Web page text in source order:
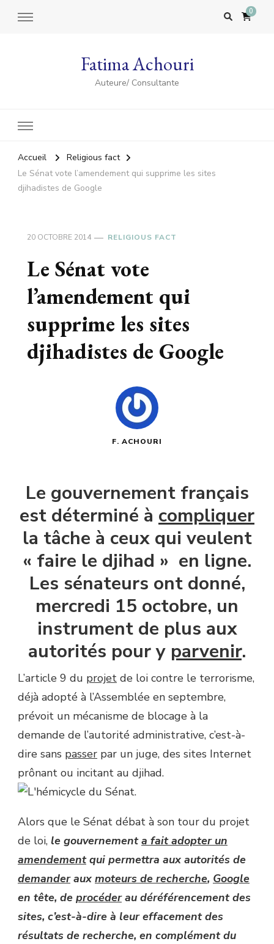
0
Fatima Achouri
Auteure/ Consultante
Accueil
Religious fact
Le Sénat vote l’amendement qui supprime les sites
djihadistes de Google
20 OCTOBRE 2014 RELIGIOUS FACT
Le Sénat vote
l’amendement qui
supprime les sites
djihadistes de Google
F. ACHOURI
Le gouvernement français
est déterminé à compliquer
la tâche à ceux qui veulent
« faire le djihad » en ligne.
Les sénateurs ont donné,
mercredi 15 octobre, un
instrument de plus aux
autorités pour y parvenir.
L’article 9 du projet de loi contre le terrorisme,
déjà adopté à l’Assemblée en septembre,
prévoit un mécanisme de blocage à la
demande de l’autorité administrative, c’est-à-
dire sans passer par un juge, des sites Internet
prônant ou incitant au djihad.
Alors que le Sénat débat à son tour du projet
de loi, le gouvernementa fait adopter un
amendementqui permettra aux autorités de
demanderaux moteurs de recherche, Google
en tête, de procéderau déréférencement des
sites, c’est-à-dire à leur effacement des
résultats de recherche, en complément du